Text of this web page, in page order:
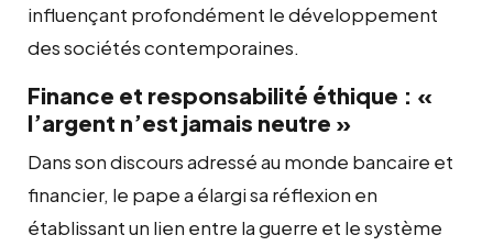
influençant profondément le développement
des sociétés contemporaines.
Finance et responsabilité éthique : «
l’argent n’est jamais neutre »
Dans son discours adressé au monde bancaire et
financier, le pape a élargi sa réflexion en
établissant un lien entre la guerre et le système